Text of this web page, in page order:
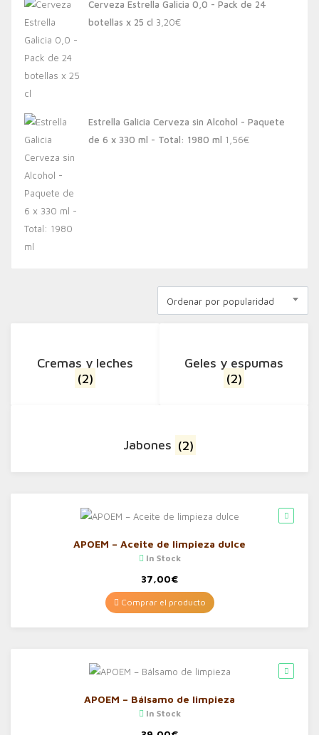
Cerveza Estrella Galicia 0,0 - Pack de 24
botellas x 25 cl 3,20€
Estrella Galicia Cerveza sin Alcohol - Paquete
de 6 x 330 ml - Total: 1980 ml 1,56€
Ordenar por popularidad
Cremas y leches
(2)
Geles y espumas
(2)
Jabones (2)
APOEM – Aceite de limpieza dulce
In Stock
37,00€
Comprar el producto
APOEM – Bálsamo de limpieza
In Stock